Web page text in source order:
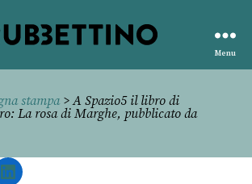
editore
Menu
stampa> A Spazio5 il libro di
La rosa di Marghe, pubblicato da
LinkedIn